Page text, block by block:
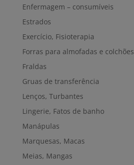
Enfermagem – consumíveis
Estrados
Exercício, Fisioterapia
Forras para almofadas e colchões
Fraldas
Gruas de transferência
Lenços, Turbantes
Lingerie, Fatos de banho
Manápulas
Marquesas, Macas
Meias, Mangas